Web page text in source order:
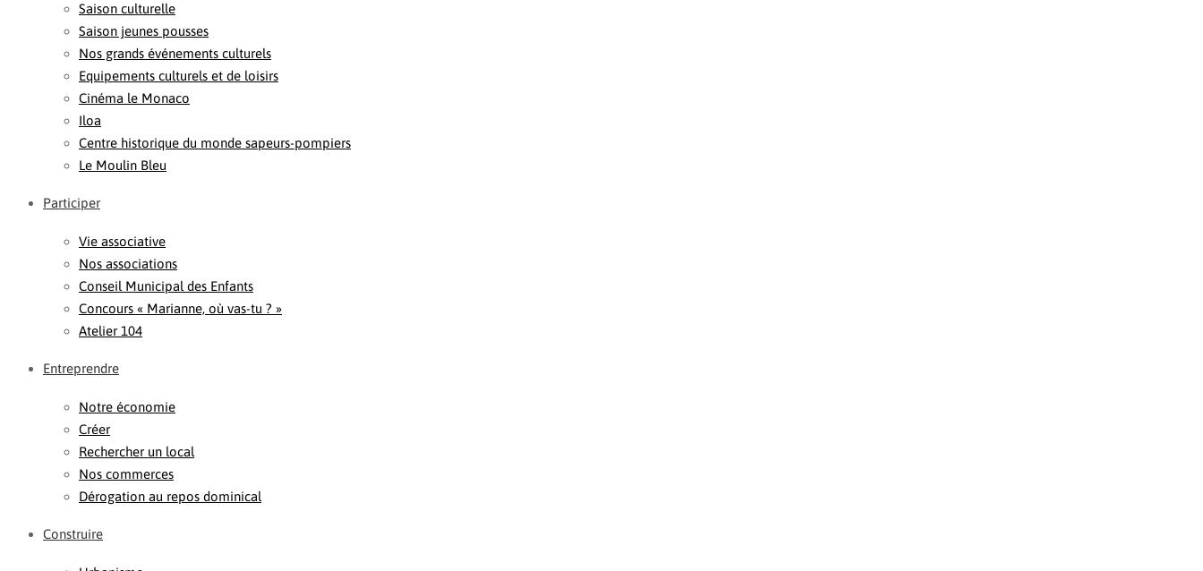
Saison culturelle
Saison jeunes pousses
Nos grands événements culturels
Equipements culturels et de loisirs
Cinéma le Monaco
Iloa
Centre historique du monde sapeurs-pompiers
Le Moulin Bleu
Participer
Vie associative
Nos associations
Conseil Municipal des Enfants
Concours « Marianne, où vas-tu ? »
Atelier 104
Entreprendre
Notre économie
Créer
Rechercher un local
Nos commerces
Dérogation au repos dominical
Construire